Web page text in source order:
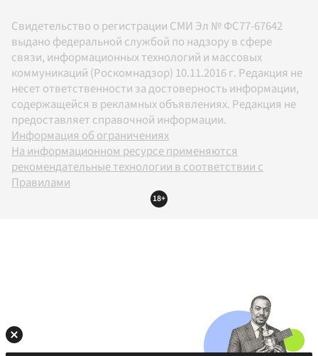
Свидетельство о регистрации СМИ Эл № ФС77-67642
выдано федеральной службой по надзору в сфере
связи, информационных технологий и массовых
коммуникаций (Роскомнадзор) 10.11.2016 г. Редакция не
несет ответственности за достоверность информации,
содержащейся в рекламных объявлениях. Редакция не
предоставляет справочной информации.
Информация об ограничениях
На информационном ресурсе применяются
рекомендательные технологии в соответствии с
Правилами
18+